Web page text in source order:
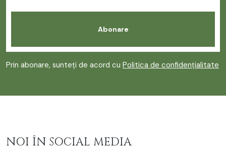
Prin abonare, sunteți de acord cu Politica de confidențialitate
NOI ÎN SOCIAL MEDIA